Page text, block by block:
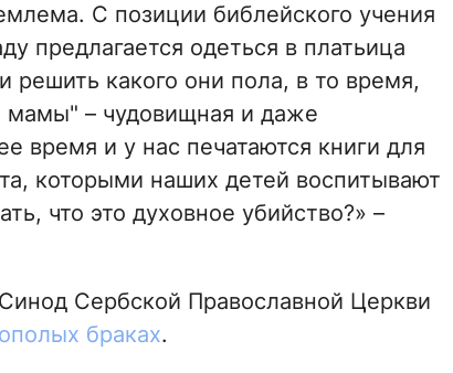
С позиции библейского учения
предлагается одеться в платьица
какого они пола, в то время,
мамы" – чудовищная и даже
время и у нас печатаются книги для
которыми наших детей воспитывают
что это духовное убийство?» –
Сербской Православной Церкви
браках.